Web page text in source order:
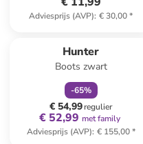
Adviesprijs (AVP): € 30,00*
Hunter
Boots zwart
-65%
€ 54,99regulier
€ 52,99 met family
Adviesprijs (AVP): € 155,00*